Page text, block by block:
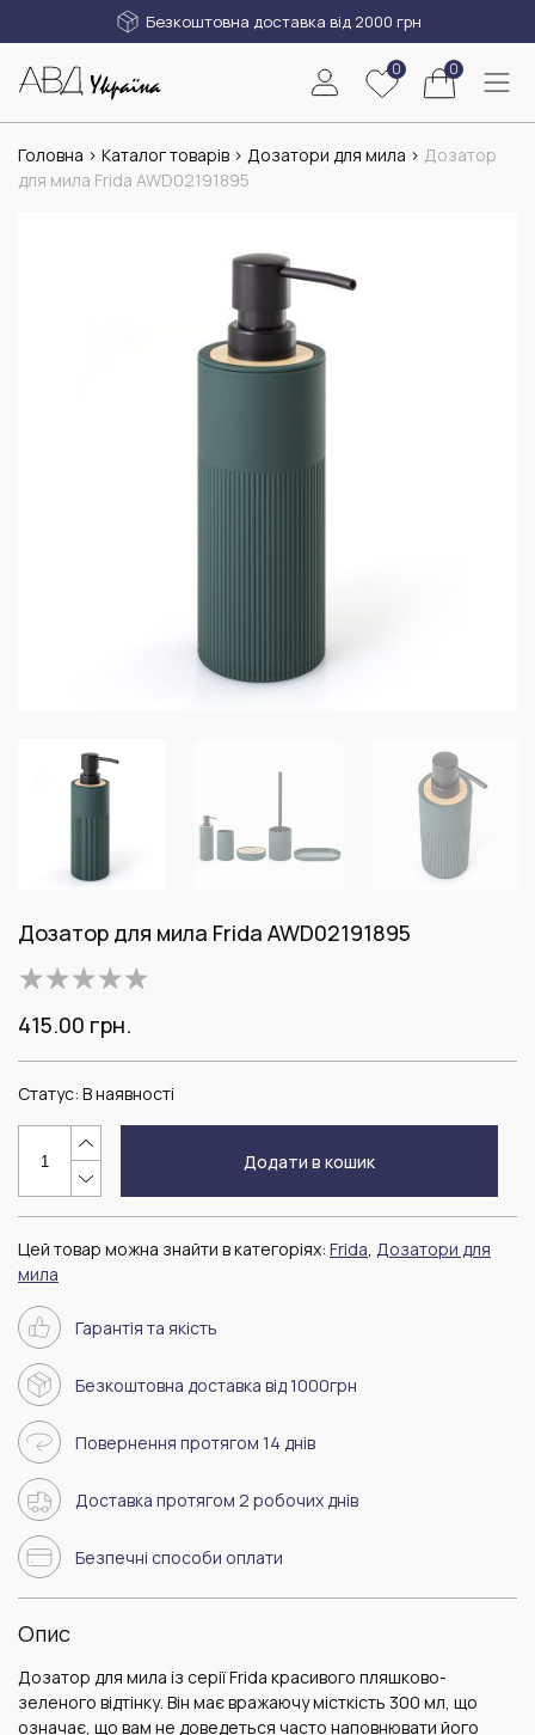
Безкоштовна доставка від 2000 грн
0 0
Головна > Каталог товарів > Дозатори для мила > Дозатор
для мила Frida AWD02191895
Дозатор для мила Frida AWD02191895
415.00 грн.
Статус: В наявності
Додати в кошик
Цей товар можна знайти в категоріях: Frida, Дозатори для
мила
Гарантія та якість
Безкоштовна доставка від 1000грн
Повернення протягом 14 днів
Доставка протягом 2 робочих днів
Безпечні способи оплати
Опис
Дозатор для мила із серії Frida красивого пляшково-
зеленого відтінку. Він має вражаючу місткість 300 мл, що
означає, що вам не доведеться часто наповнювати його